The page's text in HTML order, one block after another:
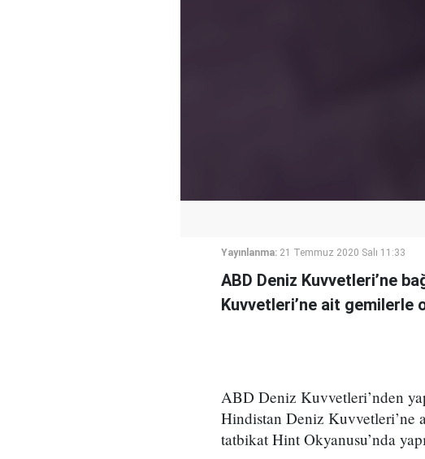
Yayınlanma: 21 Temmuz 2020 Salı 11:33
ABD Deniz Kuvvetleri’ne
Kuvvetleri’ne ait
ABD Deniz Kuvvetleri’nden
Hindistan Deniz Kuvvetleri’ne
tatbikat Hint Okyanusu’nda